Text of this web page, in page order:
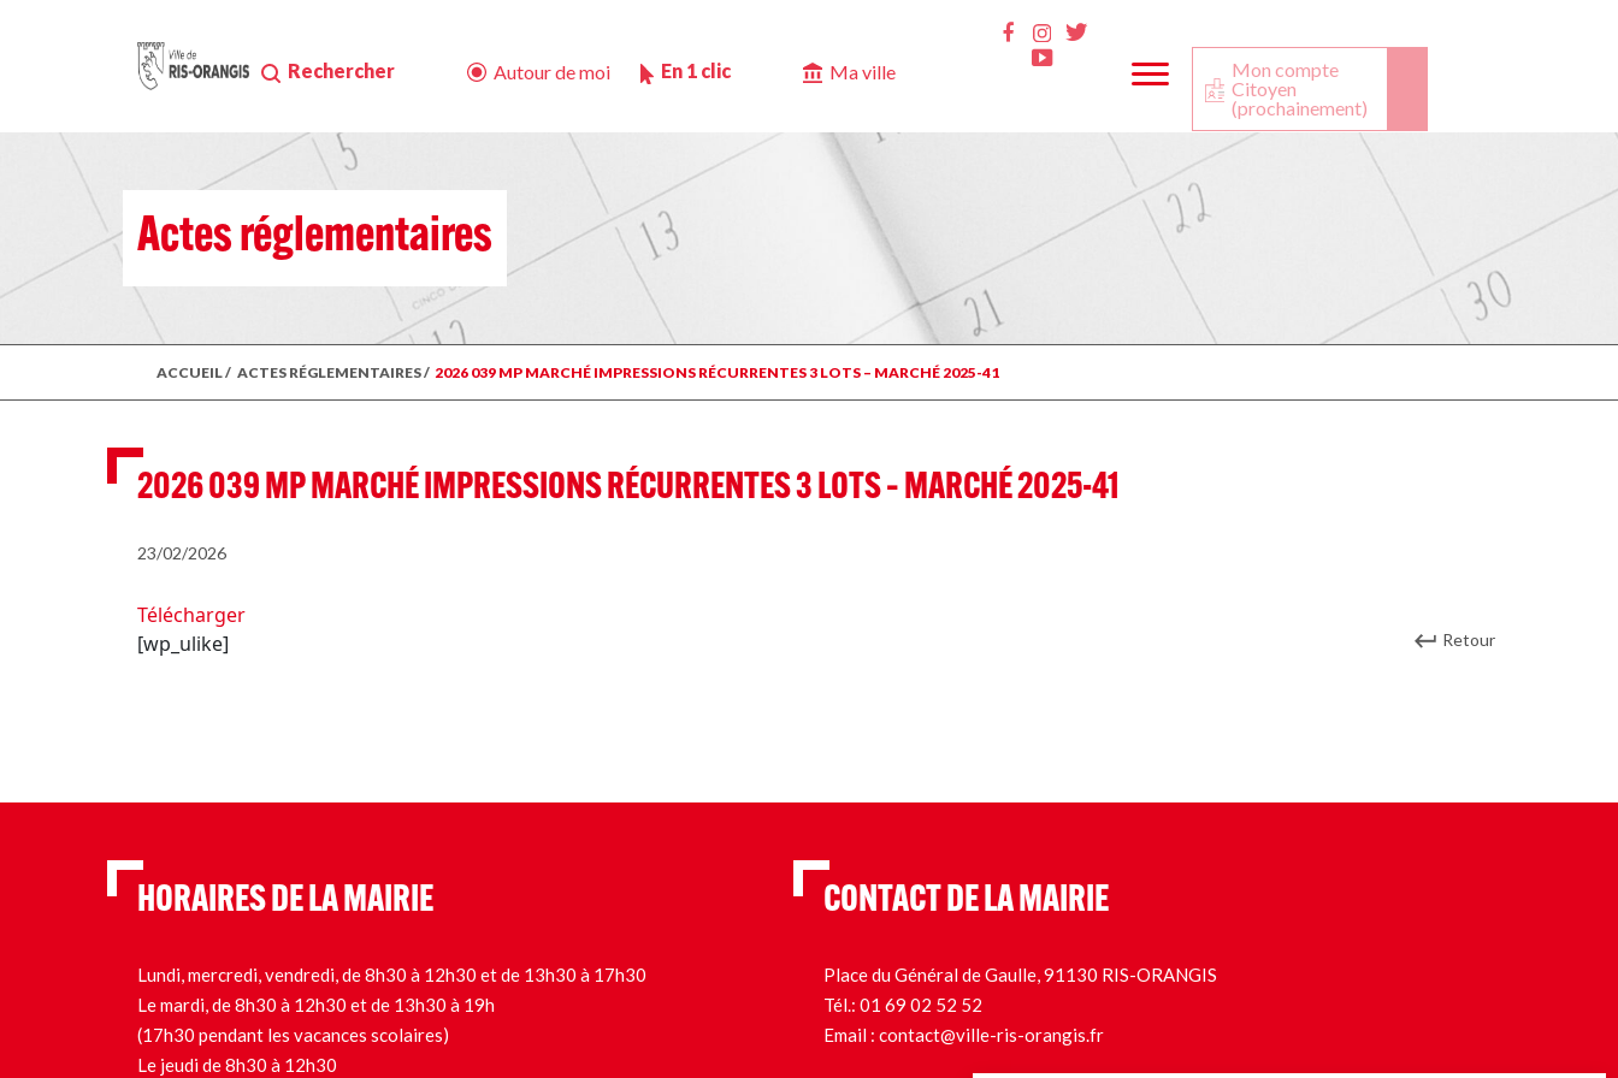
Rechercher Autour de moi En 1 clic Ma ville
Facebook
InstaTwitter
Youtube
Mon compte
Citoyen
(prochainement)
Actes réglementaires
ACCUEIL/ ACTES RÉGLEMENTAIRES/ 2026 039 MP MARCHÉ IMPRESSIONS RÉCURRENTES 3 LOTS – MARCHÉ 2025-41
2026 039 MP MARCHÉ IMPRESSIONS RÉCURRENTES 3 LOTS – MARCHÉ 2025-41
23/02/2026
Télécharger
[wp_ulike]
Retour
HORAIRES DE LA MAIRIE
Lundi, mercredi, vendredi, de 8h30 à 12h30 et de 13h30 à 17h30
Le mardi, de 8h30 à 12h30 et de 13h30 à 19h
(17h30 pendant les vacances scolaires)
Le jeudi de 8h30 à 12h30
CONTACT DE LA MAIRIE
Place du Général de Gaulle, 91130 RIS-ORANGIS
Tél.: 01 69 02 52 52
Email : contact@ville-ris-orangis.fr